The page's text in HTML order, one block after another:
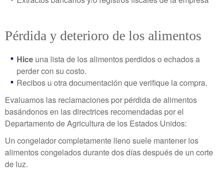
Pérdida y deterioro de los alimentos
Hice una lista de los alimentos perdidos o echados a
perder con su costo.
Recibos u otra documentación que verifique la compra.
Evaluamos las reclamaciones por pérdida de alimentos
basándonos en las directrices recomendadas por el
Departamento de Agricultura de los Estados Unidos:
Un congelador completamente lleno suele mantener los
alimentos congelados durante dos días después de un corte
de luz.